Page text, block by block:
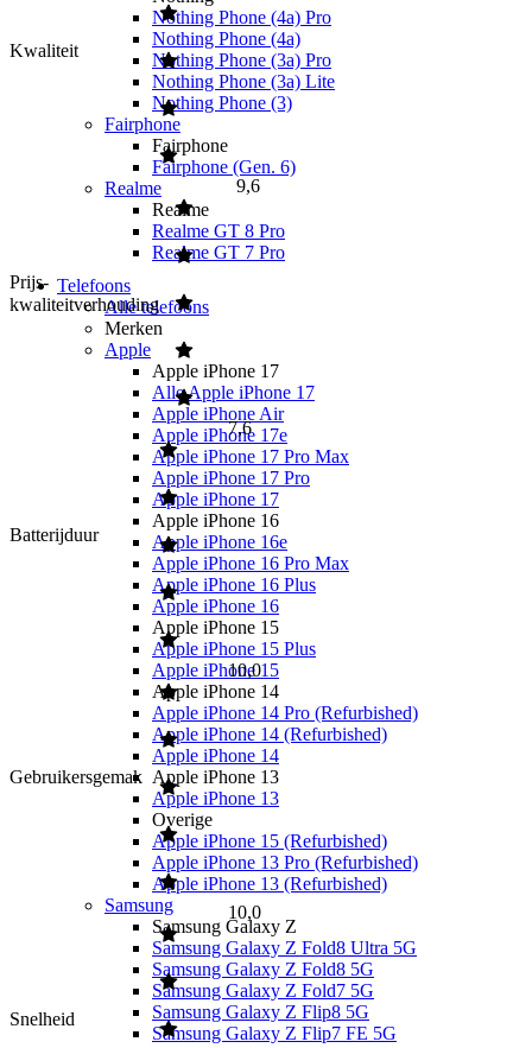
Nothing Phone (4a) Pro
Nothing Phone (4a)
Nothing Phone (3a) Pro
Nothing Phone (3a) Lite
Nothing Phone (3)
Fairphone
Fairphone
Fairphone (Gen. 6)
Realme
Realme
Realme GT 8 Pro
Realme GT 7 Pro
Telefoons
Alle telefoons
Merken
Apple
Apple iPhone 17
Alle Apple iPhone 17
Apple iPhone Air
Apple iPhone 17e
Apple iPhone 17 Pro Max
Apple iPhone 17 Pro
Apple iPhone 17
Apple iPhone 16
Apple iPhone 16e
Apple iPhone 16 Pro Max
Apple iPhone 16 Plus
Apple iPhone 16
Apple iPhone 15
Apple iPhone 15 Plus
Apple iPhone 15
Apple iPhone 14
Apple iPhone 14 Pro (Refurbished)
Apple iPhone 14 (Refurbished)
Apple iPhone 14
Apple iPhone 13
Apple iPhone 13
Overige
Apple iPhone 15 (Refurbished)
Apple iPhone 13 Pro (Refurbished)
Apple iPhone 13 (Refurbished)
Samsung
Samsung Galaxy Z
Samsung Galaxy Z Fold8 Ultra 5G
Samsung Galaxy Z Fold8 5G
Samsung Galaxy Z Fold7 5G
Samsung Galaxy Z Flip8 5G
Samsung Galaxy Z Flip7 FE 5G
Kwaliteit
Prijs-
kwaliteitverhouding
9,6
Batterijduur
7,6
Gebruikersgemak
10,0
Snelheid
10,0